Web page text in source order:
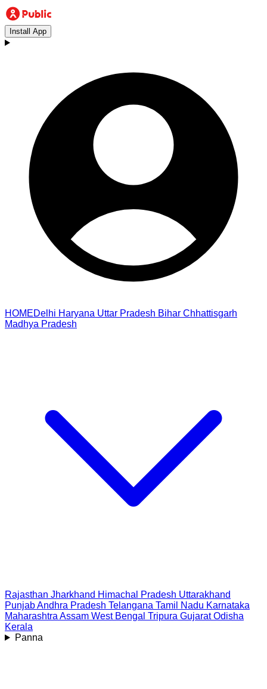
Install App
HOMEDelhi Haryana Uttar Pradesh Bihar Chhattisgarh
Madhya Pradesh
Rajasthan Jharkhand Himachal Pradesh Uttarakhand
PunjabAndhra Pradesh Telangana Tamil Nadu Karnataka
Maharashtra Assam West Bengal Tripura Gujarat Odisha
Kerala
Panna